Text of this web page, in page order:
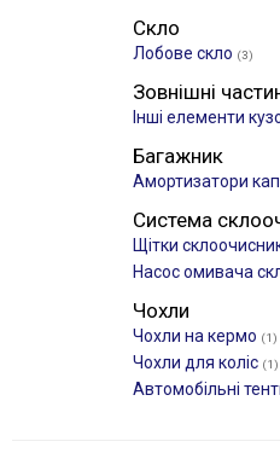
Скло
Лобове скло (3)
Зовнішні
Інші елементи
Багажник
Амортизатори
Система
Щітки
Насос омивача
Чохли
Чохли на кермо (1)
Чохли для коліс (1)
Автомобільні